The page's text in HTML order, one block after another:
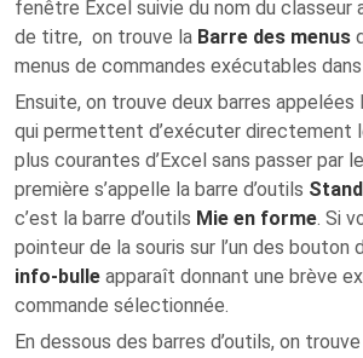
fenêtre Excel suivie du nom du classeur
de titre, on trouve la Barre des menus
menus de commandes exécutables
Ensuite, on trouve deux barres appelées
qui permettent d’exécuter directement
plus courantes d’Excel sans passer par
première s’appelle la barre d’outils
c’est la barre d’outils Mie en forme. Si
pointeur de la souris sur l’un des bouton
info-bulle apparaît donnant une brève
commande sélectionnée.
En dessous des barres d’outils, on